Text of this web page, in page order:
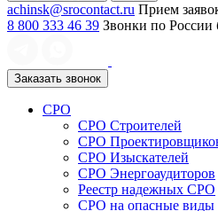
achinsk@srocontact.ru Прием
8 800 333 46 39 Звонки по России
Заказать звонок
СРО
СРО Строителей
СРО
СРО Изыскателей
СРО Энергоаудиторов
Реестр надежных СРО
СРО на опасные виды